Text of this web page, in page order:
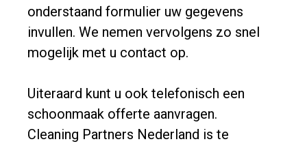
onderstaand formulier uw gegevens
invullen. We nemen vervolgens zo snel
mogelijk met u contact op.
Uiteraard kunt u ook telefonisch een
schoonmaak offerte aanvragen.
Cleaning Partners Nederland is te